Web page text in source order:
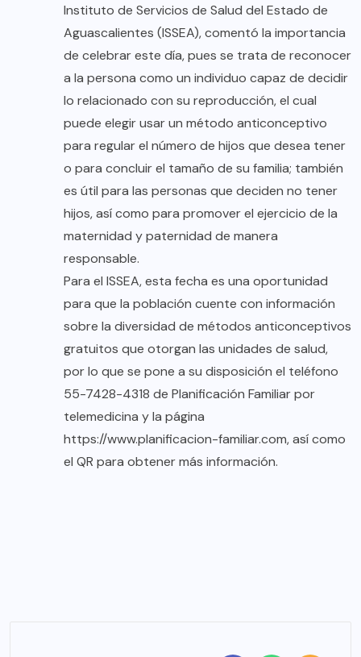
Instituto de Servicios de Salud del Estado de
Aguascalientes (ISSEA), comentó la importancia
de celebrar este día, pues se trata de reconocer
a la persona como un individuo capaz de decidir
lo relacionado con su reproducción, el cual
puede elegir usar un método anticonceptivo
para regular el número de hijos que desea tener
o para concluir el tamaño de su familia; también
es útil para las personas que deciden no tener
hijos, así como para promover el ejercicio de la
maternidad y paternidad de manera
responsable.
Para el ISSEA, esta fecha es una oportunidad
para que la población cuente con información
sobre la diversidad de métodos anticonceptivos
gratuitos que otorgan las unidades de salud,
por lo que se pone a su disposición el teléfono
55-7428-4318 de Planificación Familiar por
telemedicina y la página
https://www.planificacion-familiar.com, así como
el QR para obtener más información.